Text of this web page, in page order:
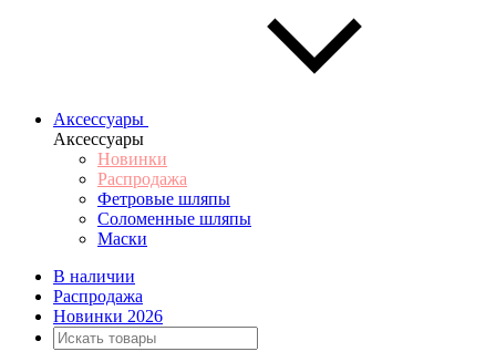
Аксессуары
Аксессуары
Новинки
Распродажа
Фетровые шляпы
Соломенные шляпы
Маски
В наличии
Распродажа
Новинки 2026